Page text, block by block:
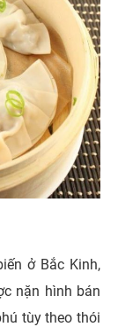
ở Bắc Kinh,
nặn hình bán
tùy theo thói